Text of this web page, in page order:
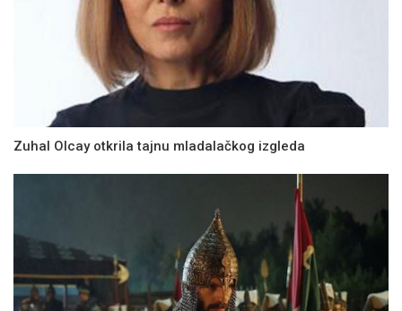
Zuhal Olcay otkrila tajnu mladalačkog izgleda